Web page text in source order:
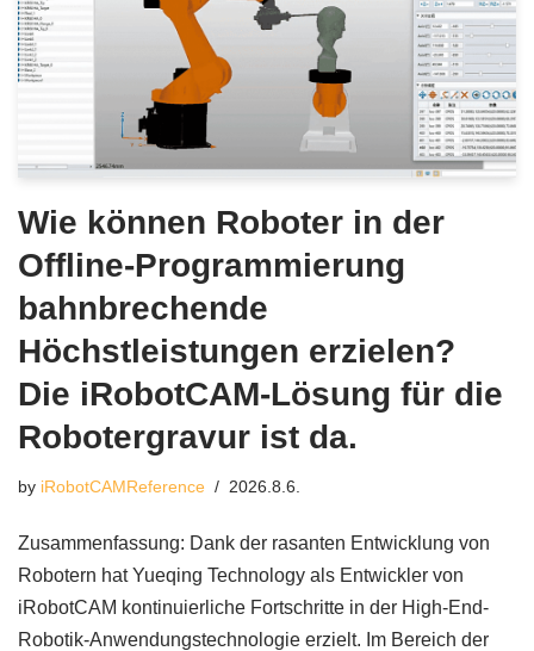
Wie können Roboter in der
Offline-Programmierung
bahnbrechende
Höchstleistungen erzielen?
Die iRobotCAM-Lösung für die
Robotergravur ist da.
by iRobotCAMReference 2026.8.6.
Zusammenfassung: Dank der rasanten Entwicklung von
Robotern hat Yueqing Technology als Entwickler von
iRobotCAM kontinuierliche Fortschritte in der High-End-
Robotik-Anwendungstechnologie erzielt. Im Bereich der